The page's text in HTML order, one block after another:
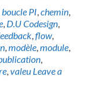
boucle PI,chemin,
, D.U Codesign,
,flow,
,modèle,module,
,
,valeu Leave a